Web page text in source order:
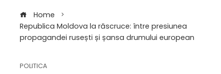
Home
Republica Moldova la răscruce: între presiunea
propagandei rusești și șansa drumului european
POLITICA